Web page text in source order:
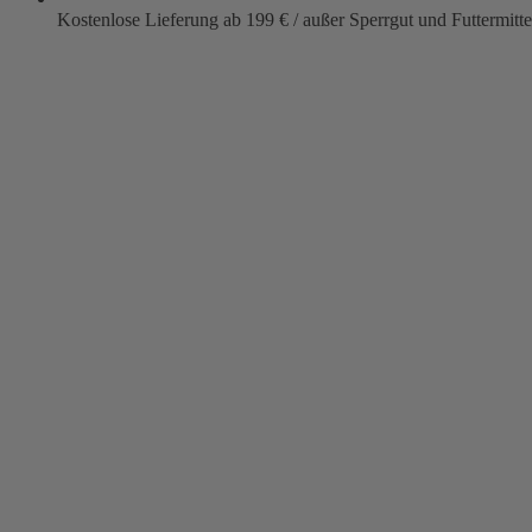
Kostenlose Lieferung ab 199 € / außer Sperrgut und